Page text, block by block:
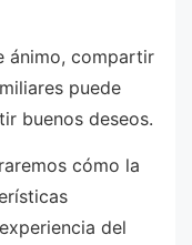
ánimo, compartir
puede
buenos deseos.
cómo la
del